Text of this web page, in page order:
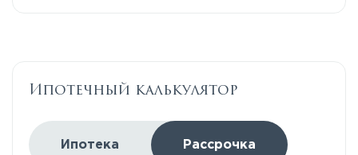
Ипотечный калькулятор
Ипотека Рассрочка